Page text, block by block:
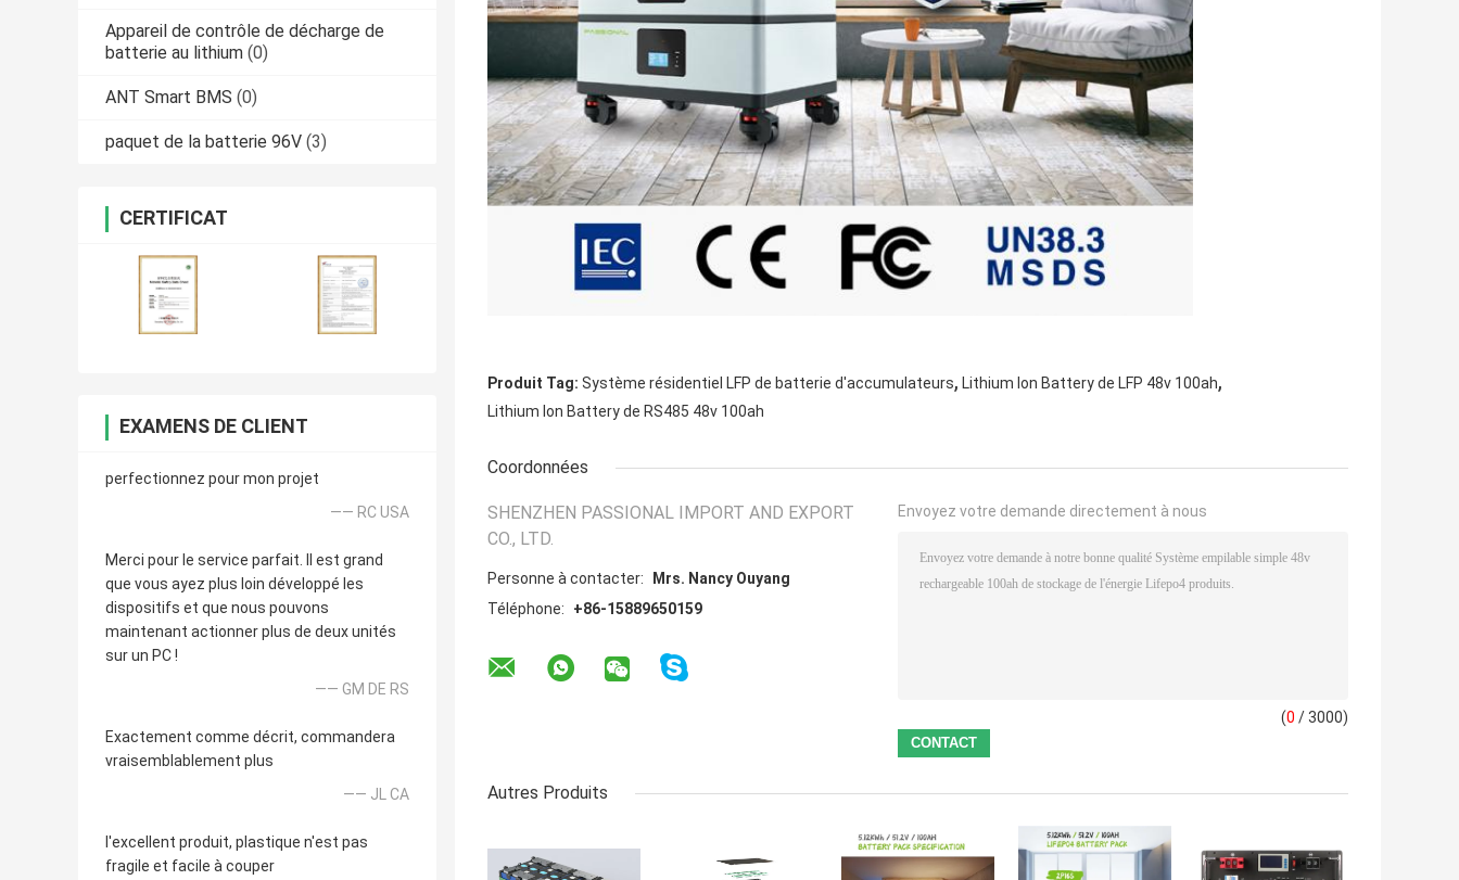
Appareil de contrôle de décharge de
batterie au lithium (0)
ANT Smart BMS (0)
paquet de la batterie 96V (3)
CERTIFICAT
EXAMENS DE CLIENT
perfectionnez pour mon projet
—— RC USA
Merci pour le service parfait. Il est grand
que vous ayez plus loin développé les
dispositifs et que nous pouvons
maintenant actionner plus de deux unités
sur un PC !
—— GM DE RS
Exactement comme décrit, commandera
vraisemblablement plus
—— JL CA
l'excellent produit, plastique n'est pas
fragile et facile à couper
Produit Tag: Système résidentiel LFP de batterie d'accumulateurs, Lithium Ion Battery de LFP 48v 100ah,
Lithium Ion Battery de RS485 48v 100ah
Coordonnées
SHENZHEN PASSIONAL IMPORT AND EXPORT
CO., LTD.
Personne à contacter:
Mrs. Nancy Ouyang
Téléphone:
+86-15889650159
Envoyez votre demande directement à nous
(0 / 3000)
Autres Produits